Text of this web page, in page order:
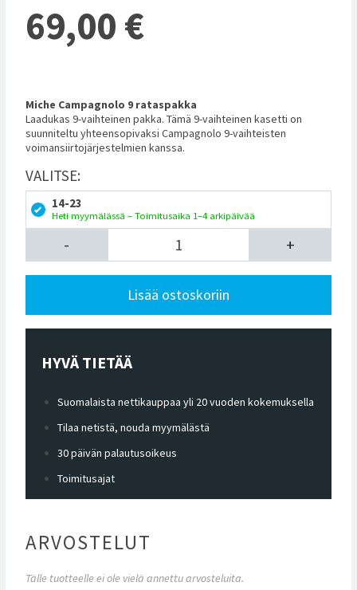
69,00 €
Miche Campagnolo 9 rataspakka
Laadukas 9-vaihteinen pakka. Tämä 9-vaihteinen kasetti on
suunniteltu yhteensopivaksi Campagnolo 9-vaihteisten
voimansiirtojärjestelmien kanssa.
VALITSE:
14-23
Heti myymälässä – Toimitusaika 1–4 arkipäivää
- +
Lisää ostoskoriin
HYVÄ TIETÄÄ
Suomalaista nettikauppaa yli 20 vuoden kokemuksella
Tilaa netistä, nouda myymälästä
30 päivän palautusoikeus
Toimitusajat
ARVOSTELUT
Tälle tuotteelle ei ole vielä annettu arvosteluita.